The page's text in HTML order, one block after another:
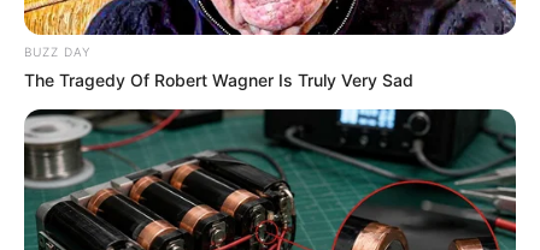
BUZZ DAY
The Tragedy Of Robert Wagner Is Truly Very Sad